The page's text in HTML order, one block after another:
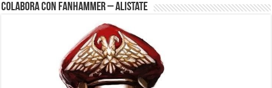
Colabora con FanHammer – Alistate